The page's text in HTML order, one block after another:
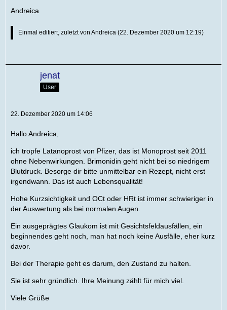
Andreica
Einmal editiert, zuletzt von Andreica (22. Dezember 2020 um 12:19)
jenat
User
22. Dezember 2020 um 14:06
Hallo Andreica,
ich tropfe Latanoprost von Pfizer, das ist Monoprost seit 2011
ohne Nebenwirkungen. Brimonidin geht nicht bei so niedrigem
Blutdruck. Besorge dir bitte unmittelbar ein Rezept, nicht erst
irgendwann. Das ist auch Lebensqualität!
Hohe Kurzsichtigkeit und OCt oder HRt ist immer schwieriger in
der Auswertung als bei normalen Augen.
Ein ausgeprägtes Glaukom ist mit Gesichtsfeldausfällen, ein
beginnendes geht noch, man hat noch keine Ausfälle, eher kurz
davor.
Bei der Therapie geht es darum, den Zustand zu halten.
Sie ist sehr gründlich. Ihre Meinung zählt für mich viel.
Viele Grüße